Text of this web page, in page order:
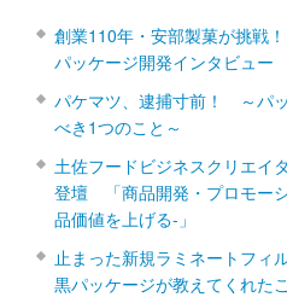
創業110年・安部製菓が挑戦
パッケージ開発インタビュー
パケマツ、逮捕寸前！ ～パ
べき1つのこと～
土佐フードビジネスクリエイ
登壇 「商品開発・プロモー
品価値を上げる‐」
止まった新規ラミネートフィ
黒パッケージが教えてくれた